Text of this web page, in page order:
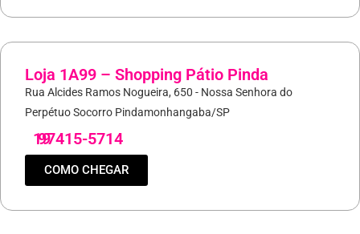
Loja 1A99 – Shopping Pátio Pinda
Rua Alcides Ramos Nogueira, 650 - Nossa Senhora do
Perpétuo Socorro Pindamonhangaba/SP
19
97415-5714
COMO CHEGAR